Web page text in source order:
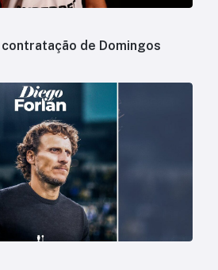
contratação de Domingos